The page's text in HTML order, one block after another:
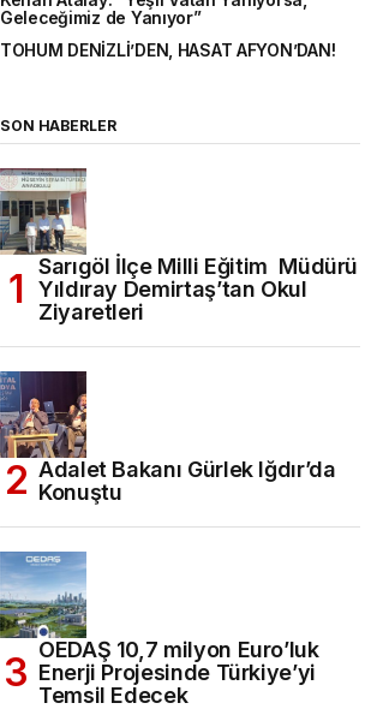
Geleceğimiz de Yanıyor”
TOHUM DENİZLİ’DEN, HASAT AFYON’DAN!
SON HABERLER
Sarıgöl İlçe Milli Eğitim Müdürü
Yıldıray Demirtaş’tan Okul
Ziyaretleri
Adalet Bakanı Gürlek Iğdır’da
Konuştu
OEDAŞ 10,7 milyon Euro’luk
Enerji Projesinde Türkiye’yi
Temsil Edecek